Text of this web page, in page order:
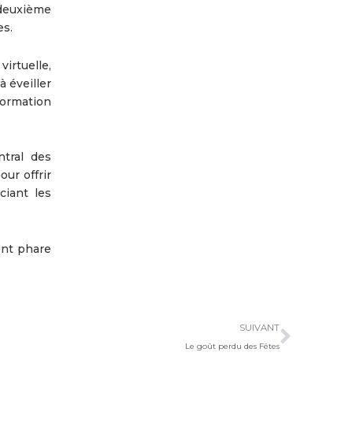
éveiller
des
offrir
les
phare
SUIVANT
Le goût perdu des Fêtes